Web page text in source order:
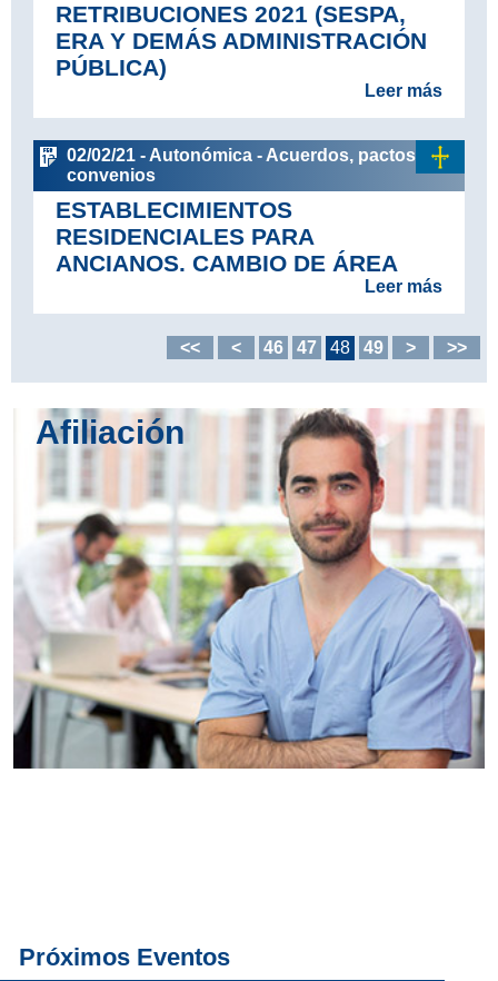
RETRIBUCIONES 2021 (SESPA,
ERA Y DEMÁS ADMINISTRACIÓN
PÚBLICA)
Leer más
02/02/21 - Autonómica - Acuerdos, pactos y
convenios
ESTABLECIMIENTOS
RESIDENCIALES PARA
ANCIANOS. CAMBIO DE ÁREA
Leer más
<< < 46 47 48 49 > >>
Afiliación
Próximos Eventos